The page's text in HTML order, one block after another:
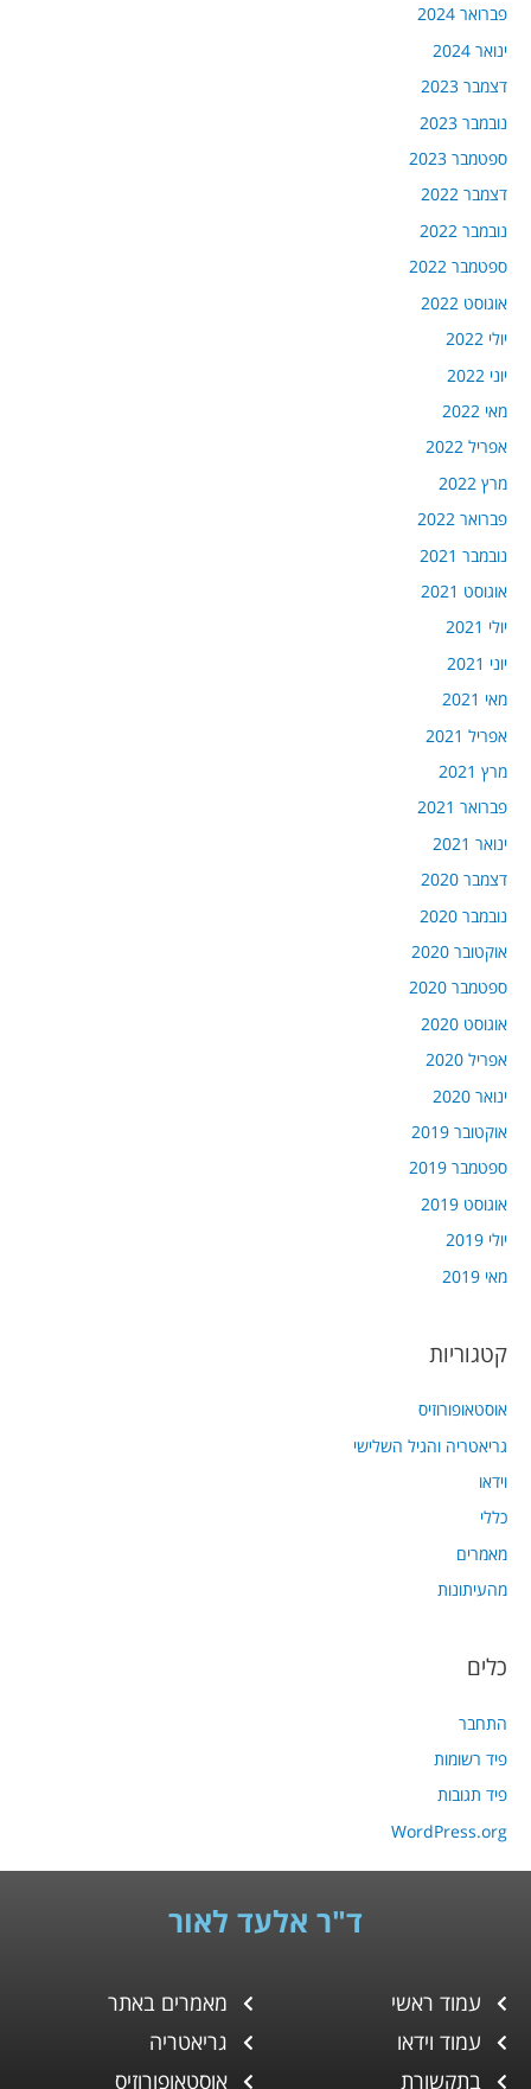
פברואר 2024
ינואר 2024
דצמבר 2023
נובמבר 2023
ספטמבר 2023
דצמבר 2022
נובמבר 2022
ספטמבר 2022
אוגוסט 2022
יולי 2022
יוני 2022
מאי 2022
אפריל 2022
מרץ 2022
פברואר 2022
נובמבר 2021
אוגוסט 2021
יולי 2021
יוני 2021
מאי 2021
אפריל 2021
מרץ 2021
פברואר 2021
ינואר 2021
דצמבר 2020
נובמבר 2020
אוקטובר 2020
ספטמבר 2020
אוגוסט 2020
אפריל 2020
ינואר 2020
אוקטובר 2019
ספטמבר 2019
אוגוסט 2019
יולי 2019
מאי 2019
קטגוריות
אוסטאופורוזיס
גריאטריה והגיל השלישי
וידאו
כללי
מאמרים
מהעיתונות
כלים
התחבר
פיד רשומות
פיד תגובות
WordPress.org
ד"ר אלעד לאור
עמוד ראשי
עמוד וידאו
בתקשורת
מאמרים באתר
גריאטריה
אוסטאופורוזיס